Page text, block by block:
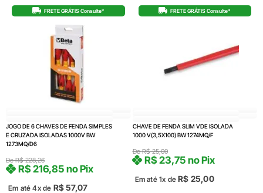
FRETE GRÁTIS Consulte*
JOGO DE 6 CHAVES DE FENDA SIMPLES
E CRUZADA ISOLADAS 1000V BW
1273MQ/D6
DeR$228,26
Em até 4x de R$57,07
R$216,85 no Pix
FRETE GRÁTIS Consulte*
CHAVE DE FENDA SLIM VDE ISOLADA
1000 V(3,5X100) BW 1274MQ/F
DeR$25,00
Em até 1x de R$ 25,00
R$23,75 no Pix